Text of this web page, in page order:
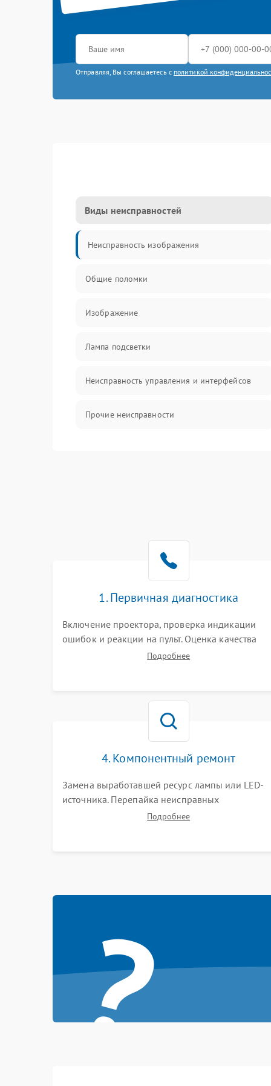
Отправляя, Вы соглашаетесь с политикой
Виды неисправностей
Неисправность изображения
Общие поломки
Изображение
Лампа подсветки
Неисправность управления и интерфейсов
Прочие неисправности
1. Первичная диагностика
Включение проектора, проверка индикации
ошибок и реакции на пульт. Оценка качества
проекции, яркости лампы, наличия артефактов
Подробнее
4. Компонентный ремонт
Замена выработавшей ресурс лампы или LED-
источника. Перепайка неисправных
компонентов на платах. Замена DMD-чипа при
Подробнее
?